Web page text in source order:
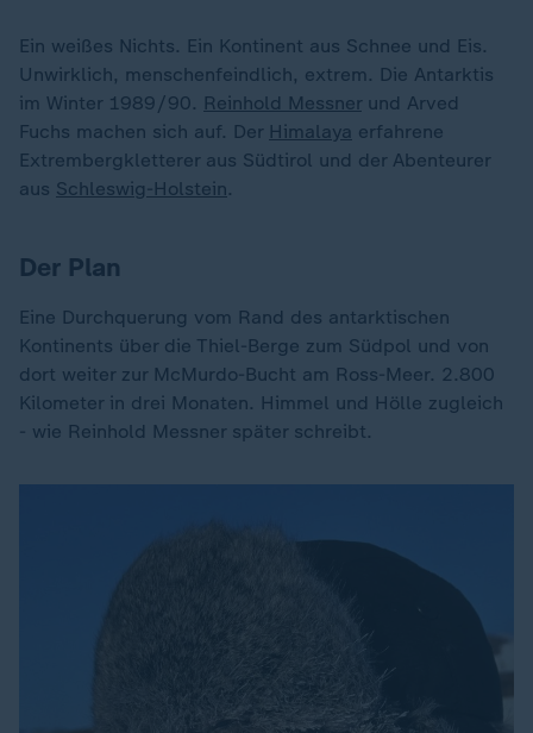
Ein weißes Nichts. Ein Kontinent aus Schnee und Eis.
Unwirklich, menschenfeindlich, extrem. Die Antarktis
im Winter 1989/90. Reinhold Messner und Arved
Fuchs machen sich auf. Der Himalaya erfahrene
Extrembergkletterer aus Südtirol und der Abenteurer
aus Schleswig-Holstein.
Der Plan
Eine Durchquerung vom Rand des antarktischen
Kontinents über die Thiel-Berge zum Südpol und von
dort weiter zur McMurdo-Bucht am Ross-Meer. 2.800
Kilometer in drei Monaten. Himmel und Hölle zugleich
- wie Reinhold Messner später schreibt.